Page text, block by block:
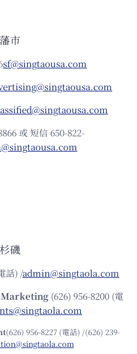
市
sf@singtaousa.com
或 短信 650-822-
磯
話) /admin@singtaola.com
(626) 956-8200 (電
(626) 956-8227 (電話) /(626) 239-